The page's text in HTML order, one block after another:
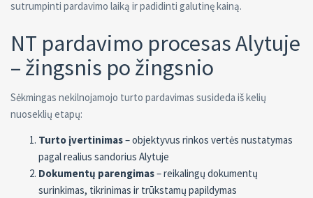
sutrumpinti pardavimo laiką ir padidinti galutinę kainą.
NT pardavimo procesas Alytuje
– žingsnis po žingsnio
Sėkmingas nekilnojamojo turto pardavimas susideda iš kelių
nuoseklių etapų:
Turto įvertinimas– objektyvus rinkos vertės nustatymas
pagal realius sandorius Alytuje
Dokumentų parengimas– reikalingų dokumentų
surinkimas, tikrinimas ir trūkstamų papildymas